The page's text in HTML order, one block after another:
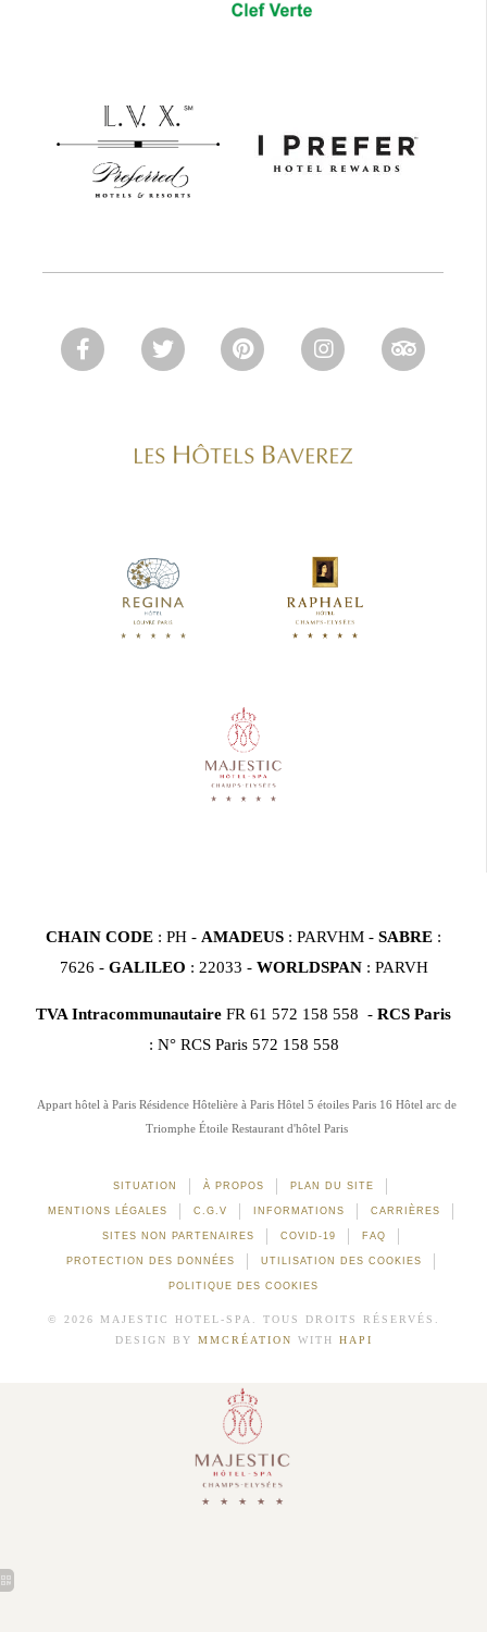
CHAIN CODE : PH - AMADEUS : PARVHM - SABRE :
7626 - GALILEO : 22033 - WORLDSPAN : PARVH
TVA Intracommunautaire FR 61 572 158 558 - RCS Paris
: N° RCS Paris 572 158 558
Appart hôtel à Paris Résidence Hôtelière à Paris Hôtel 5 étoiles Paris 16 Hôtel arc de
Triomphe Étoile Restaurant d'hôtel Paris
SITUATION À PROPOS PLAN DU SITE
MENTIONS LÉGALES C.G.V INFORMATIONS CARRIÈRES
SITES NON PARTENAIRES COVID-19 FAQ
PROTECTION DES DONNÉES UTILISATION DES COOKIES
POLITIQUE DES COOKIES
© 2026 MAJESTIC HOTEL-SPA. TOUS DROITS RÉSERVÉS.
DESIGN BY MMCRÉATION WITH HAPI